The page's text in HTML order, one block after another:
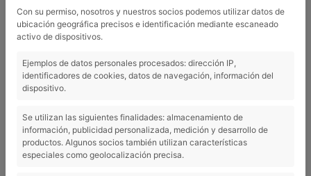
Con su permiso, nosotros y nuestros socios podemos utilizar datos de
ubicación geográfica precisos e identificación mediante escaneado
activo de dispositivos.
Ejemplos de datos personales procesados: dirección IP,
identificadores de cookies, datos de navegación, información del
dispositivo.
Se utilizan las siguientes finalidades: almacenamiento de
información, publicidad personalizada, medición y desarrollo de
productos. Algunos socios también utilizan características
especiales como geolocalización precisa.